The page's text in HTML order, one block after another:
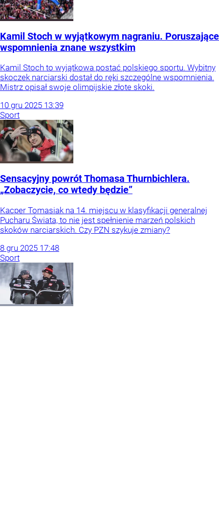
Kamil Stoch w wyjątkowym nagraniu. Poruszające
wspomnienia znane wszystkim
Kamil Stoch to wyjątkowa postać polskiego sportu. Wybitny
skoczek narciarski dostał do ręki szczególne wspomnienia.
Mistrz opisał swoje olimpijskie złote skoki.
10 gru 2025 13:39
Sport
Sensacyjny powrót Thomasa Thurnbichlera.
„Zobaczycie, co wtedy będzie”
Kacper Tomasiak na 14. miejscu w klasyfikacji generalnej
Pucharu Świata, to nie jest spełnienie marzeń polskich
skoków narciarskich. Czy PZN szykuje zmiany?
8 gru 2025 17:48
Sport